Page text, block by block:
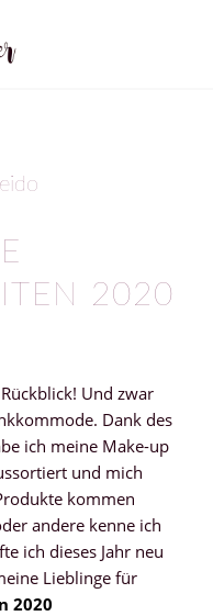
2020
Und zwar
Dank des
ich meine Make-up
und mich
kommen
andere kenne ich
ich dieses Jahr neu
Lieblinge für
2020